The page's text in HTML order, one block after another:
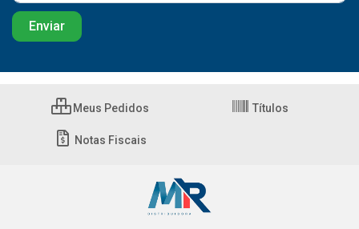
Meus Pedidos Títulos
Notas Fiscais